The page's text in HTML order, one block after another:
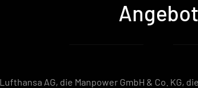
Angebot
AG, die Manpower GmbH & Co. KG,